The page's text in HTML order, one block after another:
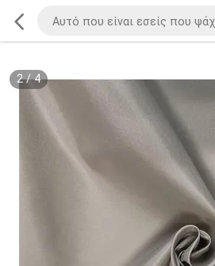
2/4